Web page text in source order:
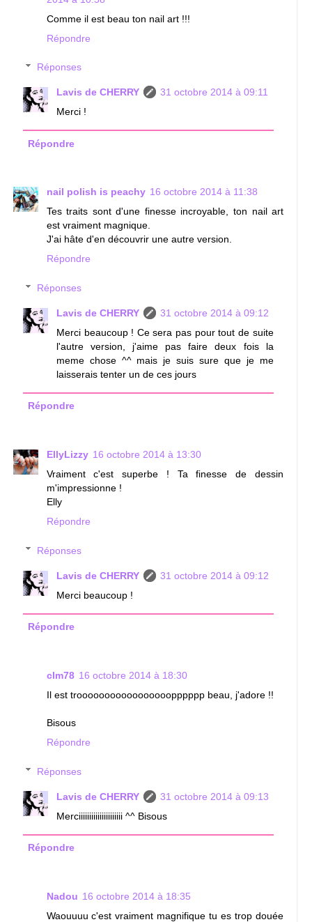
Comme il est beau ton nail art !!!
Répondre
Réponses
Lavis de CHERRY
31 octobre 2014 à 09:11
Merci !
Répondre
nail polish is peachy 16 octobre 2014 à 11:38
Tes traits sont d'une finesse incroyable, ton nail art
est vraiment magnique.
J'ai hâte d'en découvrir une autre version.
Répondre
Réponses
Lavis de CHERRY
31 octobre 2014 à 09:12
Merci beaucoup ! Ce sera pas pour tout de suite
l'autre version, j'aime pas faire deux fois la
meme chose ^^ mais je suis sure que je me
laisserais tenter un de ces jours
Répondre
EllyLizzy 16 octobre 2014 à 13:30
Vraiment c'est superbe ! Ta finesse de dessin
m'impressionne !
Elly
Répondre
Réponses
Lavis de CHERRY
31 octobre 2014 à 09:12
Merci beaucoup !
Répondre
clm78 16 octobre 2014 à 18:30
Il est trooooooooooooooooopppppp beau, j'adore !!
Bisous
Répondre
Réponses
Lavis de CHERRY
31 octobre 2014 à 09:13
Merciiiiiiiiiiiiiiiiiiiii ^^ Bisous
Répondre
Nadou 16 octobre 2014 à 18:35
Waouuuu c'est vraiment magnifique tu es trop douée